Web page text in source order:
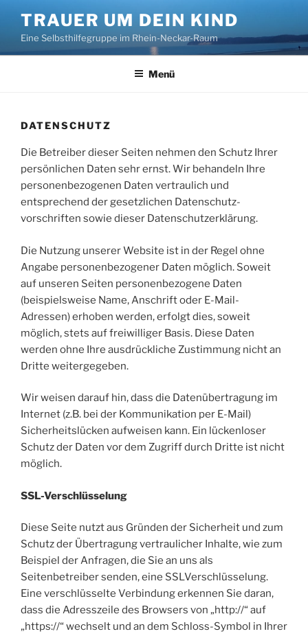
Inhalt
springen
TRAUER UM DEIN KIND
Eine Selbsthilfegruppe im Rhein-Neckar-Raum
Menü
DATENSCHUTZ
Die Betreiber dieser Seiten nehmen den Schutz Ihrer
persönlichen Daten sehr ernst. Wir behandeln Ihre
personenbezogenen Daten vertraulich und
entsprechend der gesetzlichen Datenschutz-
vorschriften sowie dieser Datenschutzerklärung.
Die Nutzung unserer Website ist in der Regel ohne
Angabe personenbezogener Daten möglich. Soweit
auf unseren Seiten personenbezogene Daten
(beispielsweise Name, Anschrift oder E-Mail-
Adressen) erhoben werden, erfolgt dies, soweit
möglich, stets auf freiwilliger Basis. Diese Daten
werden ohne Ihre ausdrückliche Zustimmung nicht an
Dritte weitergegeben.
Wir weisen darauf hin, dass die Datenübertragung im
Internet (z.B. bei der Kommunikation per E-Mail)
Sicherheitslücken aufweisen kann. Ein lückenloser
Schutz der Daten vor dem Zugriff durch Dritte ist nicht
möglich.
SSL-Verschlüsselung
Diese Seite nutzt aus Gründen der Sicherheit und zum
Schutz der Übertragung vertraulicher Inhalte, wie zum
Beispiel der Anfragen, die Sie an uns als
Seitenbetreiber senden, eine SSLVerschlüsselung.
Eine verschlüsselte Verbindung erkennen Sie daran,
dass die Adresszeile des Browsers von „http://“ auf
„https://“ wechselt und an dem Schloss-Symbol in Ihrer